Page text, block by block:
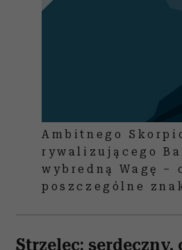
Ambitnego
rywalizującego
wybredną Wagę –
poszczególne
Strzelec: